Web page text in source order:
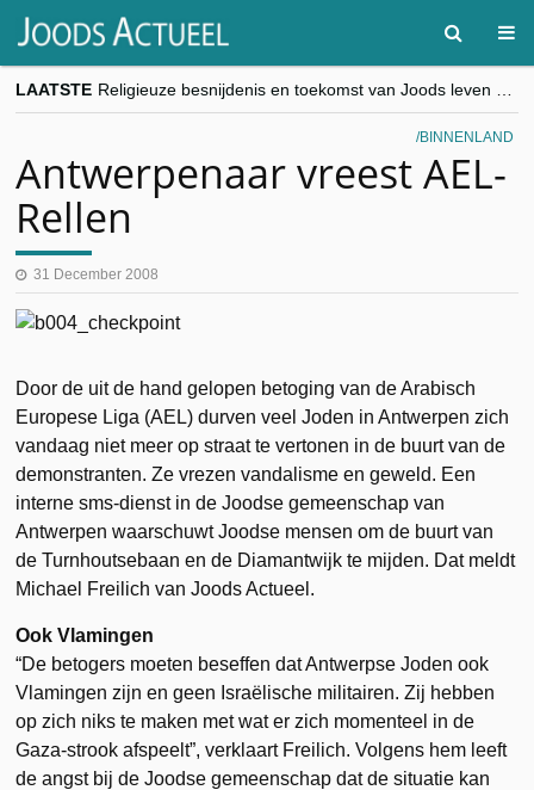
LAATSTE
“Besnijdenisdebat toont hoe moeilijk seculiere Westen minderheden begrijpt”, Jinnih Beels (Vooruit)
CITYTRIP | ROEMENIË – Boekarest: de verrassing van Oost-Europa
goKosher lanceert nieuwe website en samenwerking met Mishpacha voor kosher travel en simchas wereldwijd
BINNENLAND
Antwerpenaar vreest AEL-
Rellen
31 December 2008
Door de uit de hand gelopen betoging van de Arabisch
Europese Liga (AEL) durven veel Joden in Antwerpen zich
vandaag niet meer op straat te vertonen in de buurt van de
demonstranten. Ze vrezen vandalisme en geweld. Een
interne sms-dienst in de Joodse gemeenschap van
Antwerpen waarschuwt Joodse mensen om de buurt van
de Turnhoutsebaan en de Diamantwijk te mijden. Dat meldt
Michael Freilich van Joods Actueel.
Ook Vlamingen
“De betogers moeten beseffen dat Antwerpse Joden ook
Vlamingen zijn en geen Israëlische militairen. Zij hebben
op zich niks te maken met wat er zich momenteel in de
Gaza-strook afspeelt”, verklaart Freilich. Volgens hem leeft
de angst bij de Joodse gemeenschap dat de situatie kan